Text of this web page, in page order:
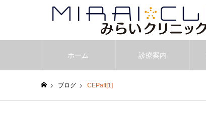
ホーム 診療案内
ブログ CEPaft[1]